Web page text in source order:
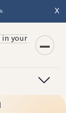
X
in your